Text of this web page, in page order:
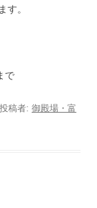
す。
で
投稿者: 御殿場・富